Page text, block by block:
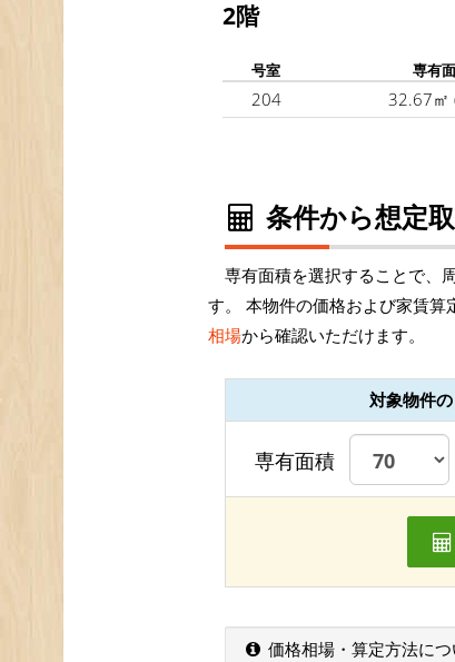
2階
号室 専有
204 32.67㎡
条件から想定
専有面積を選択することで、
す。 本物件の価格および家賃算
相場から確認いただけます。
対象物件
専有面積
価格相場・算定方法につ